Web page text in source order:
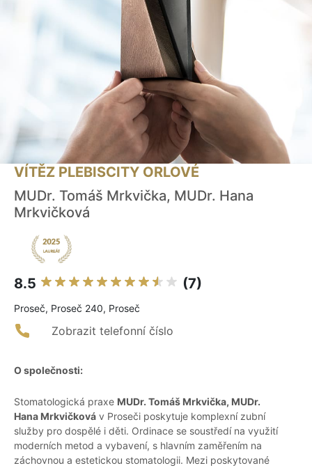
VÍTĚZ PLEBISCITY ORLOVÉ
MUDr. Tomáš Mrkvička, MUDr. Hana
Mrkvičková
8.5 (7)
Proseč, Proseč 240, Proseč
Zobrazit telefonní číslo
O společnosti:
Stomatologická praxe MUDr. Tomáš Mrkvička, MUDr.
Hana Mrkvičková v Proseči poskytuje komplexní zubní
služby pro dospělé i děti. Ordinace se soustředí na využití
moderních metod a vybavení, s hlavním zaměřením na
záchovnou a estetickou stomatologii. Mezi poskytované